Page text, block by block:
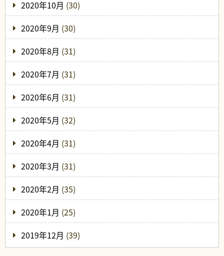
2020年10月 (30)
2020年9月 (30)
2020年8月 (31)
2020年7月 (31)
2020年6月 (31)
2020年5月 (32)
2020年4月 (31)
2020年3月 (31)
2020年2月 (35)
2020年1月 (25)
2019年12月 (39)